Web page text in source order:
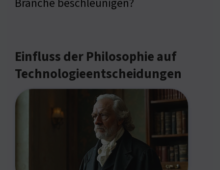
Branche beschleunigen?
Einfluss der Philosophie auf
Technologieentscheidungen